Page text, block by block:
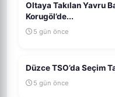
Oltaya Takılan Yavru
Korugöl’de...
5 gün önce
Düzce TSO’da Seçim
5 gün önce